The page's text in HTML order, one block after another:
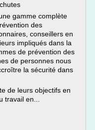
gamme complète
des
conseillers en
impliqués dans la
de prévention des
de personnes nous
la sécurité dans
de leurs objectifs en
travail en...